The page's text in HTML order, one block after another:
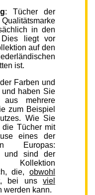
: Tücher der
in den
Dies liegt vor
auf den
ist.
Farben und
und haben Sie
mehrere
zum Beispiel
Wie Sie
die Tücher mit
eines der
Europas:
und sind der
Kollektion
die, obwohl
, bei unsviel
werden kann.